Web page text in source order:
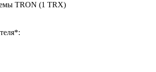
TRON (1 TRX)
*: